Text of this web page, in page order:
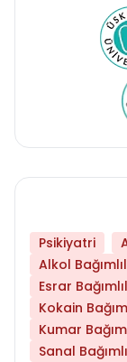
Psikiyatri
Alkol
Esrar
Kokain
Kumar
Sanal